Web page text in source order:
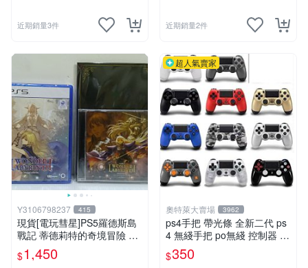
近期銷量3件 近期銷量2件
Y3106798237 415
現貨[電玩彗星]PS5羅德斯島
戰記 蒂德莉特的奇境冒險 支
援中文(全新未拆)附首批雙特
典 2D橫向動作遊戲 惡魔城
$1,450
超人氣賣家
奧特萊大賣場 3962
ps4手把 帶光條 全新二代 ps
4 無綫手把 po無綫 控制器 電
腦搖罕 PC 手把W
$350